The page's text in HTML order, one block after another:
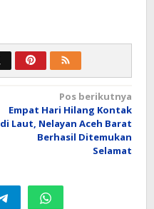
Pos berikutnya
Empat Hari Hilang Kontak
di Laut, Nelayan Aceh Barat
Berhasil Ditemukan
Selamat